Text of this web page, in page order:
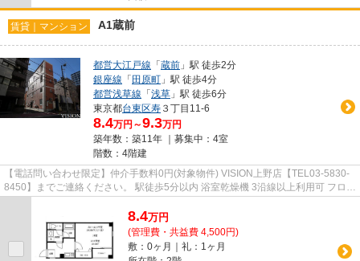
賃貸｜マンション A1蔵前
都営大江戸線 「蔵前 」駅 徒歩2分
銀座線 「田原町 」駅 徒歩4分
都営浅草線 「浅草 」駅 徒歩6分
東京都台東区寿 ３丁目11-6
8.4万円～9.3万円
築年数：築11年 ｜募集中： 4室
階数：4階建
【電話問い合わせ限定】仲介手数料0円(対象物件) VISION上野店【TEL03-5830-
8450】までご連絡ください。 駅徒歩5分以内 浴室乾燥機 3沿線以上利用可 フロー
リング キャンペーン
8.4万円
(管理費・共益費 4,500円)
敷：0ヶ月｜礼：1ヶ月